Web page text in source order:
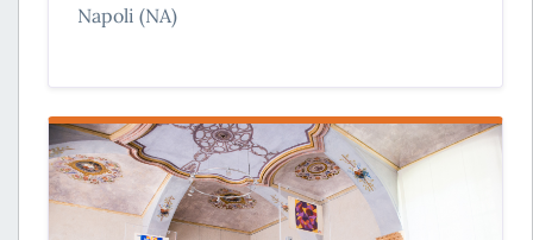
Napoli (NA)